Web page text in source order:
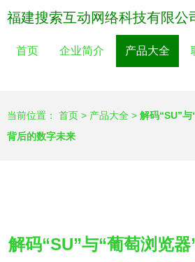
福建搜索互动网络科技有限公
首页 企业简介 产品大全
当前位置： 首页 > 产品大全 > 解码“SU”
背后的数字未来
解码“SU”与“葡萄浏览